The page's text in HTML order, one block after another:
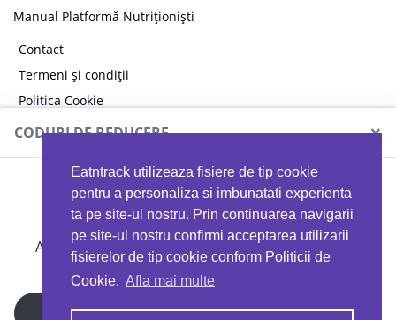
Eatntrack utilizeaza fisiere de tip cookie
pentru a personaliza si imbunatati experienta
ta pe site-ul nostru. Prin continuarea navigarii
pe site-ul nostru confirmi acceptarea utilizarii
fisierelor de tip cookie conform Politicii de
Cookie. Afla mai multe
Manual Platformă Nutriționiști
Contact
Termeni și condiții
Politica Cookie
Politica de confidențialitate
CODURI DE REDUCERE ×
MYPROTEIN
Ai 40%reducere la orice comandă folosind codul
EATTRACK
Profită acum